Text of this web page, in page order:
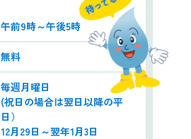
午前9時～午後5時
無料
毎週月曜日
(祝日の場合は翌日以降の平
日）
12月29日～翌年1月3日